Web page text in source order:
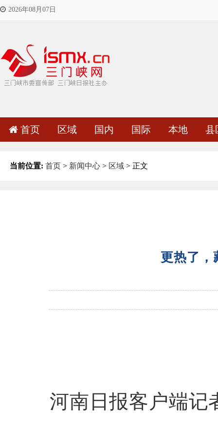
2026年08月07日
首页 区域 国内 国际 本地 县
当前位置: 首页 > 新闻中心 > 区域 > 正文
更热了
河南日报客户端